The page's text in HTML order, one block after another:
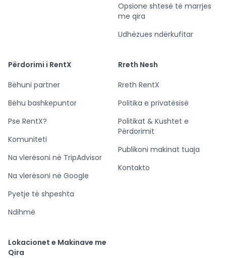
Opsione shtesë të marrjes
me qira
Udhëzues ndërkufitar
Përdorimi i RentX
Bëhuni partner
Bëhu bashkepuntor
Pse RentX?
Komuniteti
Na vlerësoni në TripAdvisor
Na vlerësoni në Google
Pyetje të shpeshta
Ndihmë
Rreth Nesh
Rreth RentX
Politika e privatësisë
Politikat & Kushtet e
Përdorimit
Publikoni makinat tuaja
Kontakto
Lokacionet e Makinave me
Qira